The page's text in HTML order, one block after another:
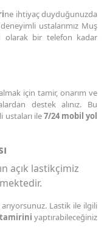
ne ihtiyaç duyduğunuzda
ustalarımız Muş
olarak bir telefon kadar
için tamir, onarım ve
destek alınız. Bu
ustaları ile7/24 mobil yol
açık lastikçimiz
arıyorsunuz. Lastik ile ilgili
yaptırabileceğiniz